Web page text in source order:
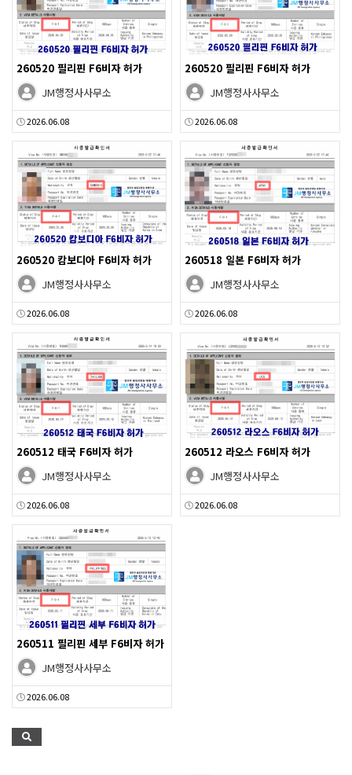
260520 필리핀 F6비자 허가
JM행정사사무소
2026.06.08
260520 필리핀 F6비자 허가
JM행정사사무소
2026.06.08
260520 캄보디아 F6비자 허가
JM행정사사무소
2026.06.08
260518 일본 F6비자 허가
JM행정사사무소
2026.06.08
260512 태국 F6비자 허가
JM행정사사무소
2026.06.08
260512 라오스 F6비자 허가
JM행정사사무소
2026.06.08
260511 필리핀 세부 F6비자 허가
JM행정사사무소
2026.06.08